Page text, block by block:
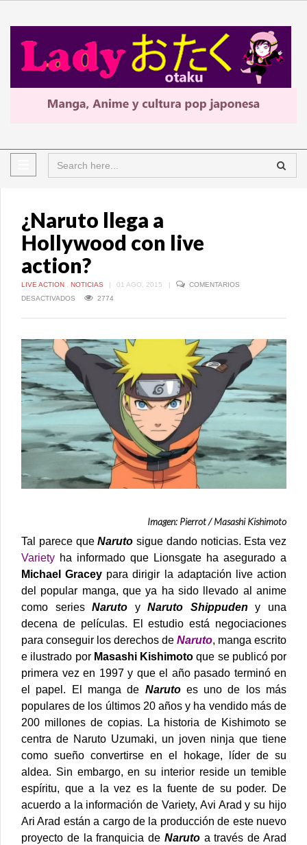
¿Naruto llega a
Hollywood con live
action?
LIVE ACTION , NOTICIAS | 01 AGO, 2015 |
COMENTARIOS
DESACTIVADOS
CON
LIVE
ACTION?
2774
Imagen: Pierrot / Masashi Kishimoto
Tal parece queNaruto sigue dando noticias. Esta vez
Variety ha informado que Lionsgate ha asegurado a
Michael Gracey para dirigir la adaptación live action
del popular manga, que ya ha sido llevado al anime
como seriesNaruto yNaruto Shippuden y una
decena de películas.
El estudio está negociaciones
para conseguir los derechos de Naruto, manga escrito
e ilustrado por Masashi Kishimoto que se publicó por
primera vez en 1997 y que el año pasado terminó en
el papel.
El manga de Narutoes uno de los más
populares de los últimos 20 años y ha vendido más de
200 millones de copias. La historia de Kishimoto se
centra de Naruto Uzumaki, un joven ninja que tiene
como sueño convertirse en el hokage, líder de su
aldea. Sin embargo, en su interior reside un temible
espíritu, que a la vez es la fuente de su poder.
De
acuerdo a la información de Variety, Avi Arad y su hijo
Ari Arad están a cargo de la producción de este nuevo
proyecto de la franquicia de Narutoa través de Arad